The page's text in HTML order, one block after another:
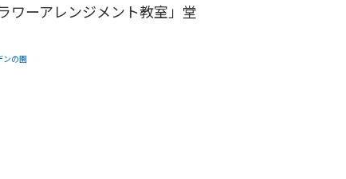
ワーアレンジメント教室」堂
ンの園